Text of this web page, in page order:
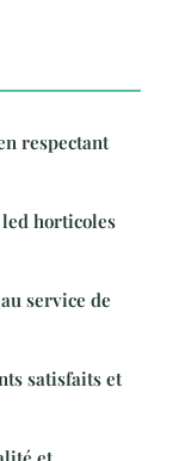
respectant
horticoles
service de
satisfaits et